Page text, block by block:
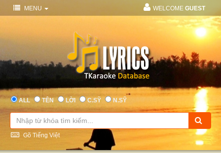
MENU WELCOME GUEST
ALL TÊN LỜI C.SỸ N.SỸ
Gõ Tiếng Việt